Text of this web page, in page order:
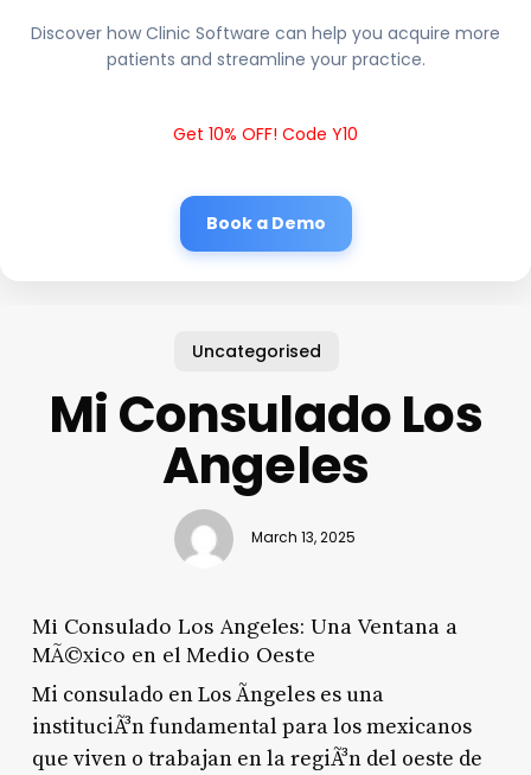
Discover how Clinic Software can help you acquire more
patients and streamline your practice.
Get 10% OFF! Code Y10
Book a Demo
Uncategorised
Mi Consulado Los
Angeles
March 13, 2025
Mi Consulado Los Angeles: Una Ventana a
MÃ©xico en el Medio Oeste
Mi consulado en Los Ãngeles es una
instituciÃ³n fundamental para los mexicanos
que viven o trabajan en la regiÃ³n del oeste de